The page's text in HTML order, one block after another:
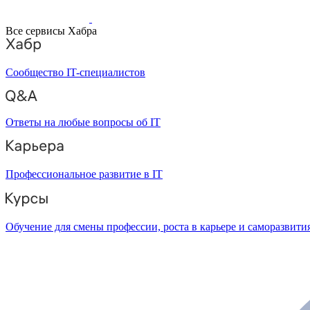
Все сервисы Хабра
Сообщество IT-специалистов
Ответы на любые вопросы об IT
Профессиональное развитие в IT
Обучение для смены профессии, роста в карьере и